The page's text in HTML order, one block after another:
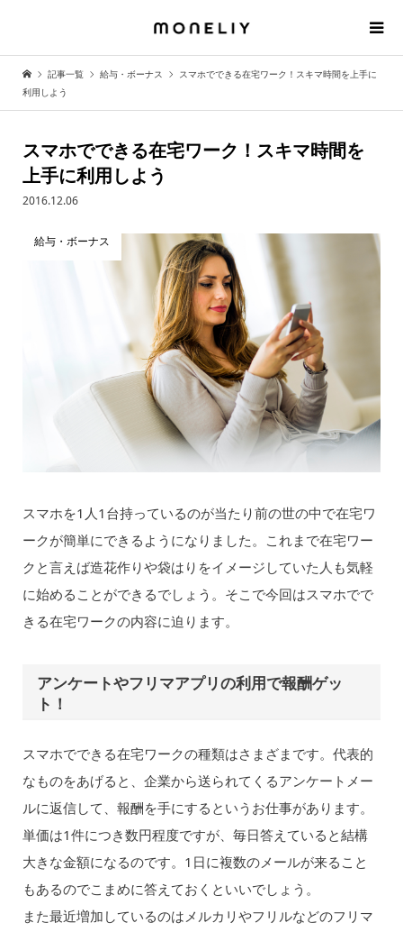
記事一覧 給与・ボーナス
スマホでできる在宅ワーク！スキマ時間を上手に
利用しよう
スマホでできる在宅ワーク！スキマ時間を
上手に利用しよう
2016.12.06
給与・ボーナス
スマホを1人1台持っているのが当たり前の世の中で在宅ワ
ークが簡単にできるようになりました。これまで在宅ワー
クと言えば造花作りや袋はりをイメージしていた人も気軽
に始めることができるでしょう。そこで今回はスマホでで
きる在宅ワークの内容に迫ります。
アンケートやフリマアプリの利用で報酬ゲッ
ト！
スマホでできる在宅ワークの種類はさまざまです。代表的
なものをあげると、企業から送られてくるアンケートメー
ルに返信して、報酬を手にするというお仕事があります。
単価は1件につき数円程度ですが、毎日答えていると結構
大きな金額になるのです。1日に複数のメールが来ること
もあるのでこまめに答えておくといいでしょう。
また最近増加しているのはメルカリやフリルなどのフリマ